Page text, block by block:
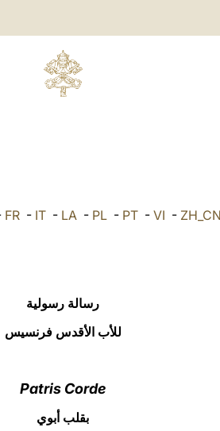
FR - IT - LA - PL - PT - VI - ZH_CN
رسالة رسولية
للأب الأقدس فرنسيس
Patris Corde
بقلب أبوي